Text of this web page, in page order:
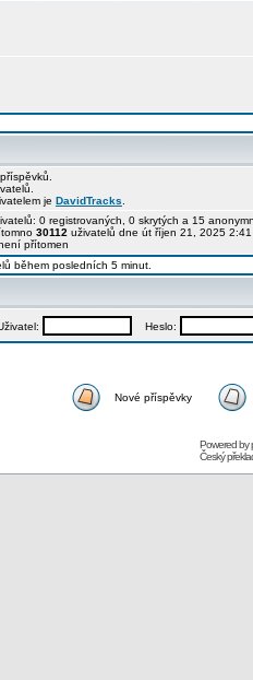
příspěvků.
je DavidTracks
0 registrovaných, 0 skrytých a 15
30112 uživatelů dne út říjen 21, 2025
přítomen
během posledních 5 minut.
Heslo:
Nové příspěvky
Powered by
Český